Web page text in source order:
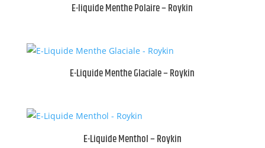
E-liquide Menthe Polaire – Roykin
E-Liquide Menthe Glaciale – Roykin
E-Liquide Menthol – Roykin